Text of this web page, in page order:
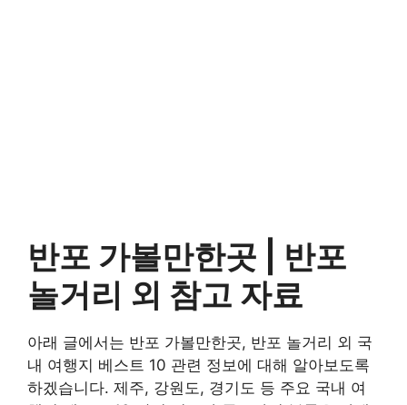
반포 가볼만한곳 | 반포
놀거리 외 참고 자료
아래 글에서는 반포 가볼만한곳, 반포 놀거리 외 국
내 여행지 베스트 10 관련 정보에 대해 알아보도록
하겠습니다. 제주, 강원도, 경기도 등 주요 국내 여